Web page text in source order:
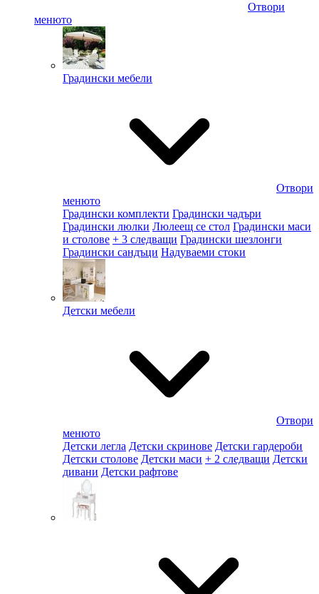
Отвори
менюто
Градински мебели
Отвори
менюто
Градински комплекти Градински чадъри
Градински люлки Люлеещ се стол Градински маси
и столове + 3 следващи Градински шезлонги
Градински сандъци Надуваеми стоки
Детски мебели
Отвори
менюто
Детски легла Детски скринове Детски гардероби
Детски столове Детски маси + 2 следващи Детски
дивани Детски рафтове